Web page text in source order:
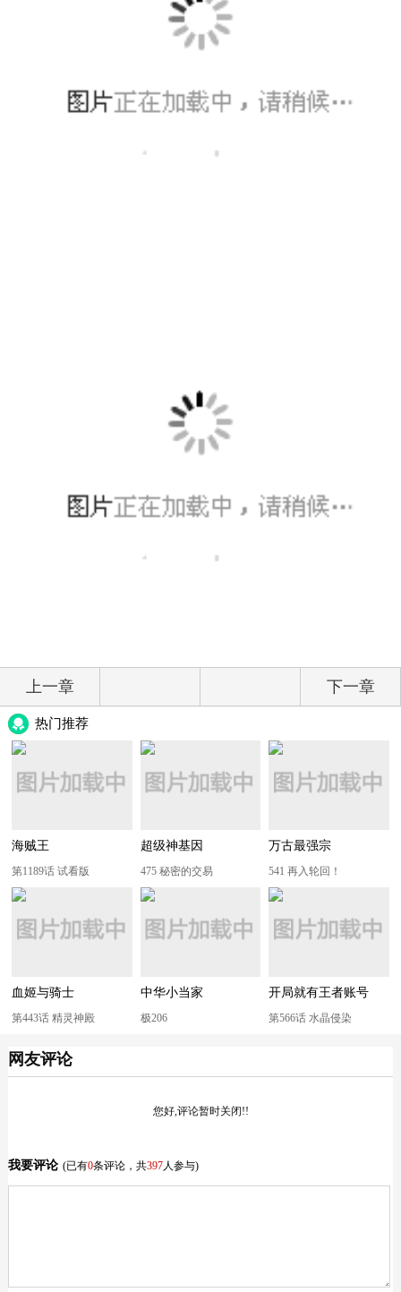
上一章 下一章
热门推荐
海贼王
第1189话 试看版
超级神基因
475 秘密的交易
万古最强宗
541 再入轮回！
血姬与骑士
第443话 精灵神殿
中华小当家
极206
开局就有王者账号
第566话 水晶侵染
网友评论
您好,评论暂时关闭!!
我要评论 (已有0条评论，共397人参与)